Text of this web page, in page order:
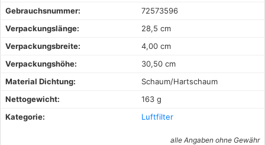
Gebrauchsnummer:
72573596
Verpackungslänge:
28,5 cm
Verpackungsbreite:
4,00 cm
Verpackungshöhe:
30,50 cm
Material Dichtung:
Schaum/Hartschaum
Nettogewicht:
163 g
Kategorie:
Luftfilter
alle Angaben ohne Gewähr